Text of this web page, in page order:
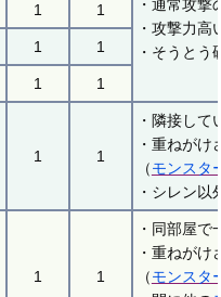
・通常攻撃
・攻撃力
・そうと
1 1
1 1
1 1
1 1
・隣接し
・重ねが
（モンスタ
・シレン
1 1
・同部屋
・重ねが
（モンスタ